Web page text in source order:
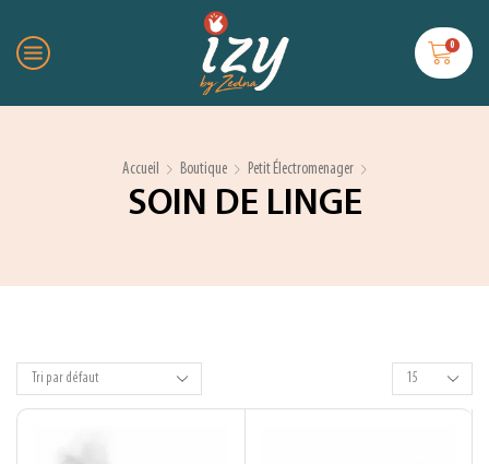
0
Accueil Boutique Petit Électromenager
SOIN DE LINGE